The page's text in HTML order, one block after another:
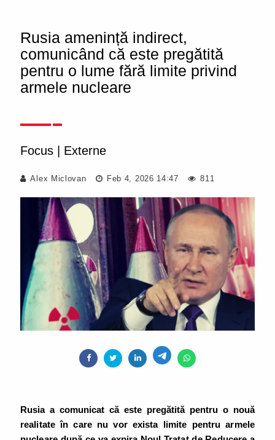
Rusia amenință indirect,
comunicând că este pregătită
pentru o lume fără limite privind
armele nucleare
Focus Externe
Alex Miclovan Feb 4, 2026 14:47 811
Rusia a comunicat că este pregătită pentru o nouă
realitate în care nu vor exista limite pentru armele